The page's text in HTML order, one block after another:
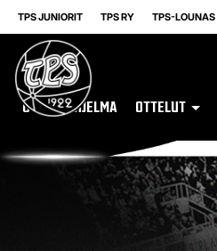
TPS JUNIORIT TPS RY TPS-LOUNAS
OTTELUOHJELMA
OTTELUT